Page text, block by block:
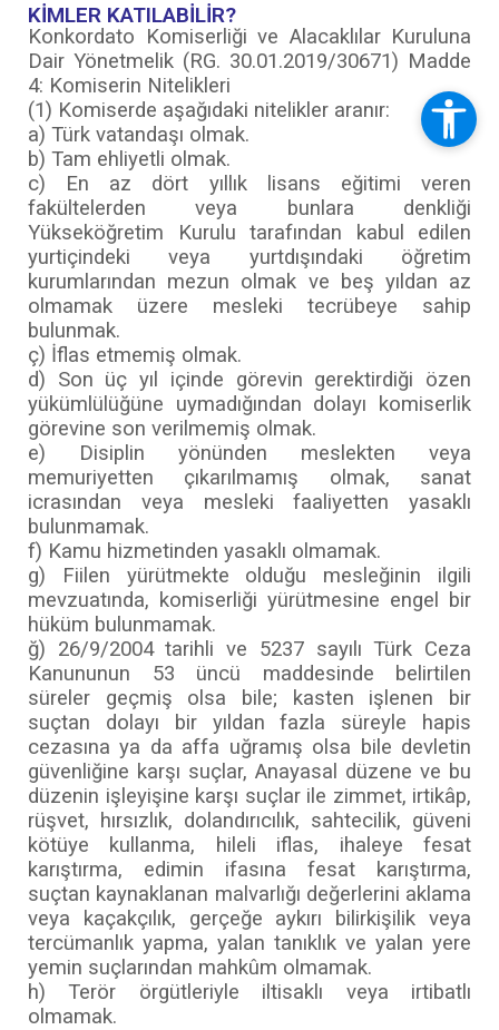
KİMLER KATILABİLİR?
Konkordato Komiserliği ve Alacaklılar Kuruluna
Dair Yönetmelik (RG. 30.01.2019/30671) Madde
4: Komiserin Nitelikleri
(1) Komiserde aşağıdaki nitelikler aranır:
a) Türk vatandaşı olmak.
b) Tam ehliyetli olmak.
c) En az dört yıllık lisans eğitimi veren
fakültelerden veya bunlara denkliği
Yükseköğretim Kurulu tarafından kabul edilen
yurtiçindeki veya yurtdışındaki öğretim
kurumlarından mezun olmak ve beş yıldan az
olmamak üzere mesleki tecrübeye sahip
bulunmak.
ç) İflas etmemiş olmak.
d) Son üç yıl içinde görevin gerektirdiği özen
yükümlülüğüne uymadığından dolayı komiserlik
görevine son verilmemiş olmak.
e) Disiplin yönünden meslekten veya
memuriyetten çıkarılmamış olmak, sanat
icrasından veya mesleki faaliyetten yasaklı
bulunmamak.
f) Kamu hizmetinden yasaklı olmamak.
g) Fiilen yürütmekte olduğu mesleğinin ilgili
mevzuatında, komiserliği yürütmesine engel bir
hüküm bulunmamak.
ğ) 26/9/2004 tarihli ve 5237 sayılı Türk Ceza
Kanununun 53 üncü maddesinde belirtilen
süreler geçmiş olsa bile; kasten işlenen bir
suçtan dolayı bir yıldan fazla süreyle hapis
cezasına ya da affa uğramış olsa bile devletin
güvenliğine karşı suçlar, Anayasal düzene ve bu
düzenin işleyişine karşı suçlar ile zimmet, irtikâp,
rüşvet, hırsızlık, dolandırıcılık, sahtecilik, güveni
kötüye kullanma, hileli iflas, ihaleye fesat
karıştırma, edimin ifasına fesat karıştırma,
suçtan kaynaklanan malvarlığı değerlerini aklama
veya kaçakçılık, gerçeğe aykırı bilirkişilik veya
tercümanlık yapma, yalan tanıklık ve yalan yere
yemin suçlarından mahkûm olmamak.
h) Terör örgütleriyle iltisaklı veya irtibatlı
olmamak.